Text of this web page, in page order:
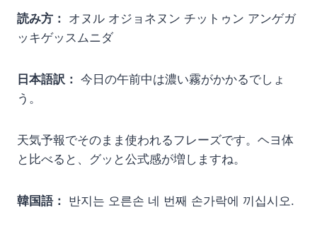
読み方： オヌル オジョネヌン チットゥン アンゲガ
ッキゲッスムニダ
日本語訳： 今日の午前中は濃い霧がかかるでしょ
う。
天気予報でそのまま使われるフレーズです。ヘヨ体
と比べると、グッと公式感が増しますね。
韓国語： 반지는 오른손 네 번째 손가락에 끼십시오.